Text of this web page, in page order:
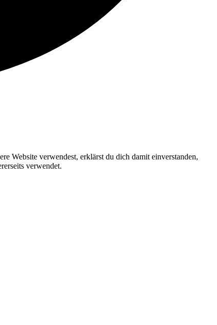
Website verwendest, erklärst du dich damit einverstanden,
verwendet.